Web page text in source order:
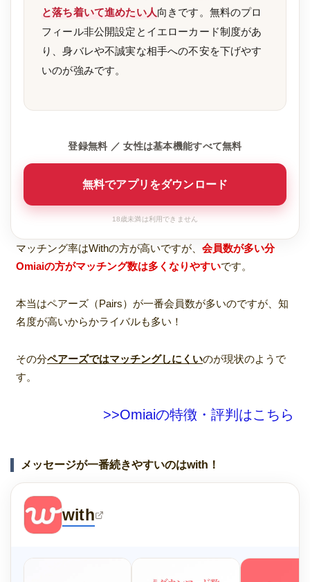
と落ち着いて進めたい人向きです。無料のプロ
フィール非公開設定とイエローカード制度があ
り、身バレや不誠実な相手への不安を下げやす
いのが強みです。
登録無料 ／ 女性は基本機能すべて無料
無料でアプリをダウンロード
18歳未満は利用できません
マッチング率はWithの方が高いですが、 会員数が多い分
Omiaiの方がマッチング数は多くなりやすいです。
本当はペアーズ（Pairs）が一番会員数が多いのですが、知
名度が高いからかライバルも多い！
その分ペアーズではマッチングしにくいのが現状のようで
す。
>>Omiaiの特徴・評判はこちら
メッセージが一番続きやすいのはwith！
with